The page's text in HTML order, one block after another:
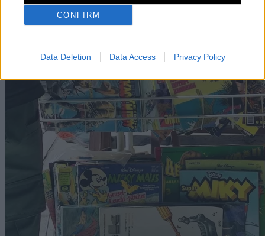
CONFIRM
Data Deletion Data Access Privacy Policy